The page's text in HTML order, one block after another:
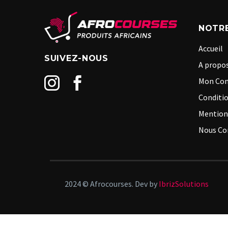
SUIVEZ-NOUS
Accueil
A
Mon
Nous
2024 © Afrocourses. Dev by IbrizSolutions